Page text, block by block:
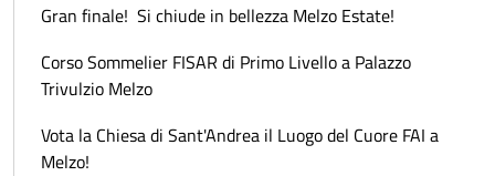
Gran finale! Si chiude in bellezza Melzo Estate!
Corso Sommelier FISAR di Primo Livello a Palazzo
Trivulzio Melzo
Vota la Chiesa di Sant'Andrea il Luogo del Cuore FAI a
Melzo!